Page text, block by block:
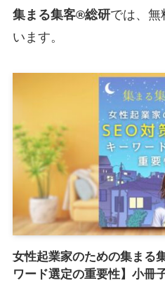
集まる集客®総研では、無
います。
女性起業家のための集まる
ワード選定の重要性】小冊